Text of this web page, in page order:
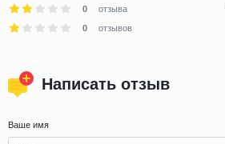
0
отзыва
0
отзывов
Написать отзыв
Ваше имя